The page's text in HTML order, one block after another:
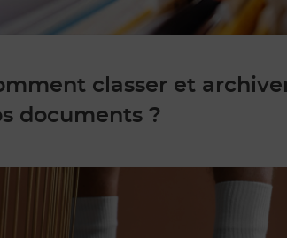
classer et
documents ?